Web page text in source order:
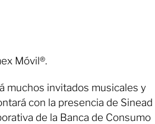
Móvil®.
muchos invitados musicales y
con la presencia de Sinead
de la Banca de Consumo